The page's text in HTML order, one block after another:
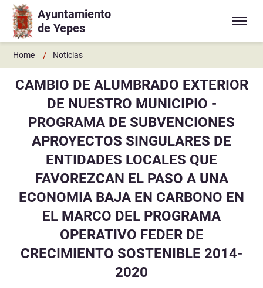
Ir a contenido principal
Ayuntamiento
de Yepes
Home / Noticias
CAMBIO DE ALUMBRADO EXTERIOR
DE NUESTRO MUNICIPIO -
PROGRAMA DE SUBVENCIONES
APROYECTOS SINGULARES DE
ENTIDADES LOCALES QUE
FAVOREZCAN EL PASO A UNA
ECONOMIA BAJA EN CARBONO EN
EL MARCO DEL PROGRAMA
OPERATIVO FEDER DE
CRECIMIENTO SOSTENIBLE 2014-
2020